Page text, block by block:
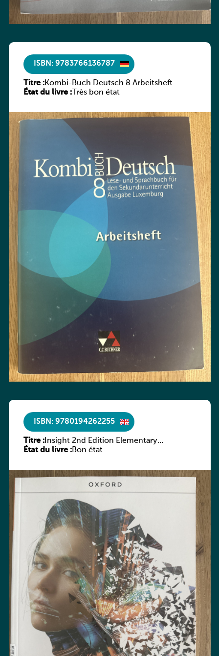
ISBN: 9783766136787
Titre :Kombi-Buch Deutsch 8 Arbeitsheft
État du livre :Très bon état
ISBN: 9780194262255
Titre :Insight 2nd Edition Elementary
Workbook
État du livre :Bon état